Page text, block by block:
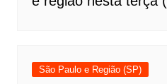
São Paulo e Região (SP)